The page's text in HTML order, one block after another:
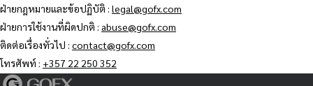
ฝ่ายกฎหมายและข้อปฏิบัติ : legal@gofx.com
ฝ่ายการใช้งานที่ผิดปกติ : abuse@gofx.com
ติดต่อเรื่องทั่วไป : contact@gofx.com
โทรศัพท์ : +357 22 250 352